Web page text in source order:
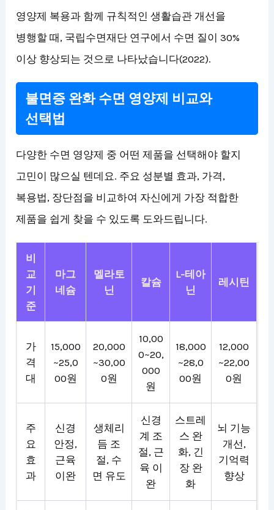
영양제 복용과 함께 규칙적인 생활습관 개선을
병행할 때, 국립수면재단 연구에서 수면 질이 30%
이상 향상되는 것으로 나타났습니다(2022).
불면증 완화 수면 영양제 비교와
선택법
다양한 수면 영양제 중 어떤 제품을 선택해야 할지
고민이 많으실 텐데요. 주요 성분별 효과, 가격,
복용법, 장단점을 비교하여 자신에게 가장 적합한
제품을 쉽게 찾을 수 있도록 도와드립니다.
비
교
기
준
마그
네슘
멜라토
닌
칼슘
L-테아
닌
레시틴
가
격
대
15,000
~25,0
00원
20,000
~30,00
0원
10,00
0~20,
000
원
18,000
~28,0
00원
12,000
~22,00
0원
주
요
효
과
신경
안정,
근육
이완
생체리
듬 조
절, 수
면 유도
신경
계 조
절, 근
육 이
완
스트레
스 완
화, 긴
장 완
화
뇌 기능
개선,
기억력
향상